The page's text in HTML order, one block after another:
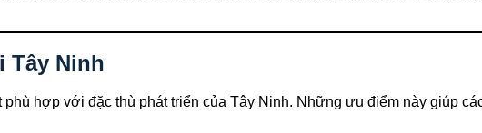
Tây Ninh
hợp với đặc thù phát triển của Tây Ninh. Những ưu điểm này giúp